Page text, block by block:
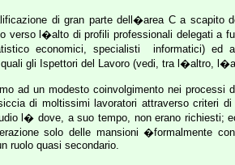
di gran parte dell�area C a
verso l�alto di profili professionali delegati a
economici, specialisti
informatici) ed
gli Ispettori del Lavoro (vedi, tra l�altro,
ad un modesto coinvolgimento nei
di moltissimi lavoratori attraverso criteri
l� dove, a suo tempo, non erano
solo delle mansioni �formalmente
ruolo quasi secondario.